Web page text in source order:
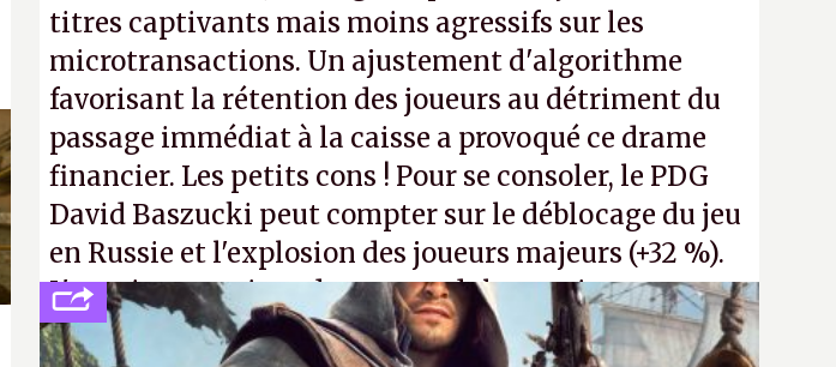
titres captivants mais moins agressifs sur les
microtransactions. Un ajustement d'algorithme
favorisant la rétention des joueurs au détriment du
passage immédiat à la caisse a provoqué ce drame
financier. Les petits cons ! Pour se consoler, le PDG
David Baszucki peut compter sur le déblocage du jeu
en Russie et l'explosion des joueurs majeurs (+32 %).
L'avenir appartient donc aux adultes, qui ne sont
jamais que des enfants avec du pouvoir d'achat.P.